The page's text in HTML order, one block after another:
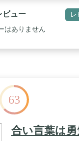
ビュー レ
はありません
63
合い言葉は